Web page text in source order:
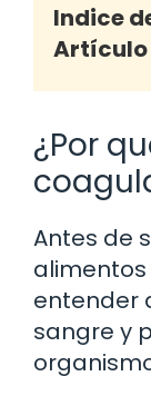
Indice
Artículo
¿Por
Antes de
entender
sangre y